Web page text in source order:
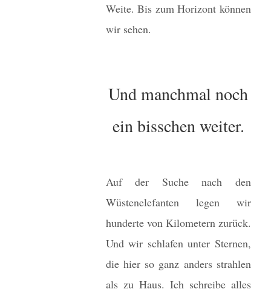
Weite. Bis zum Horizont können
wir sehen.
Und manchmal noch
ein bisschen weiter.
Auf der Suche nach den
Wüstenelefanten legen wir
hunderte von Kilometern zurück.
Und wir schlafen unter Sternen,
die hier so ganz anders strahlen
als zu Haus. Ich schreibe alles